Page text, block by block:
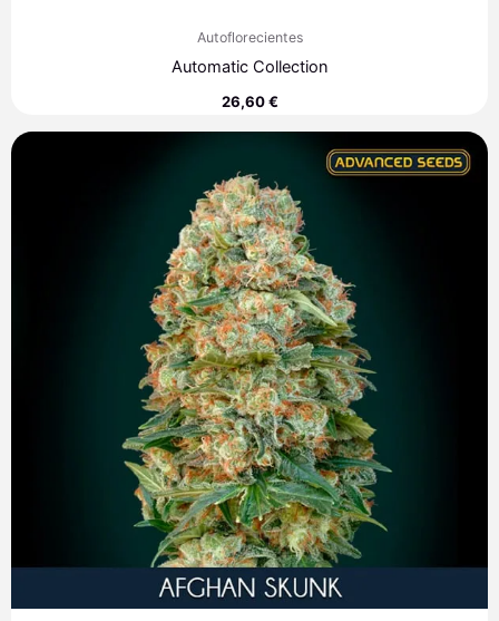
Autoflorecientes
Automatic Collection
26,60€
de
precios:
308,90 €